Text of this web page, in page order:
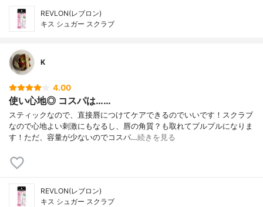
REVLON(レブロン)
キス シュガー スクラブ
K
4.00
使い心地◎ コスパは……
スティックなので、直接唇につけてケアできるのでいいです！スクラブ
なので心地よい刺激にもなるし、唇の角質？も取れてプルプルになりま
す！ただ、容量が少ないのでコスパ…続きを見る
REVLON(レブロン)
キス シュガー スクラブ